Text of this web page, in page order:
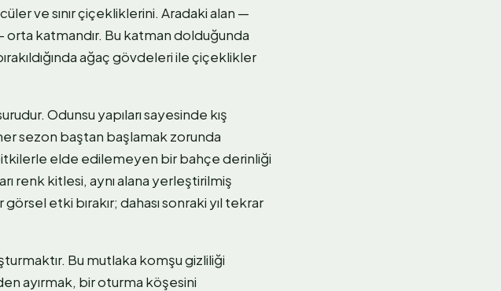
ve sınır çiçekliklerini. Aradaki alan —
katmandır. Bu katman dolduğunda
ağaç gövdeleri ile çiçeklikler
Odunsu yapıları sayesinde kış
sezon baştan başlamak zorunda
elde edilemeyen bir bahçe derinliği
renk kitlesi, aynı alana yerleştirilmiş
etki bırakır; dahası sonraki yıl tekrar
Bu mutlaka komşu gizliliği
ayırmak, bir oturma köşesini